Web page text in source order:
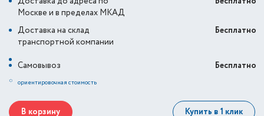
Москве и в пределах МКАД
Доставка на склад
транспортной компании
Бесплатно
Самовывоз
Бесплатно
* ориентировочная стоимость
В корзину Купить в 1 клик